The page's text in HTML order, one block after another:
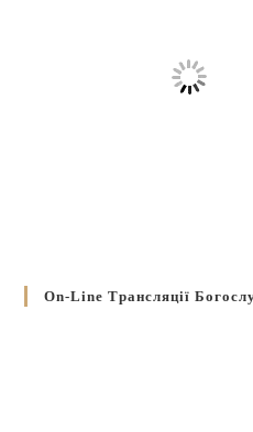
On-Line Трансляції